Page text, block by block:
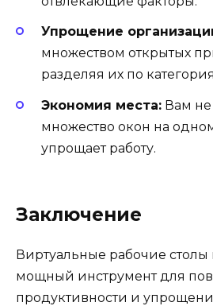
Упрощение
множеством открытых
разделяя их по
Экономия места: Вам не
множество окон на
упрощает работу.
Заключение
Виртуальные рабочие столы
мощный инструмент для
продуктивности и